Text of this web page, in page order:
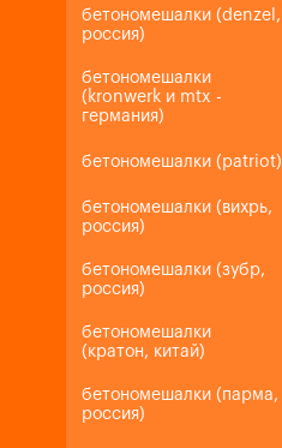
бетономешалки (denzel,
россия)
бетономешалки
(kronwerk и mtx -
германия)
бетономешалки (patriot)
бетономешалки (вихрь,
россия)
бетономешалки (зубр,
россия)
бетономешалки
(кратон, китай)
бетономешалки (парма,
россия)